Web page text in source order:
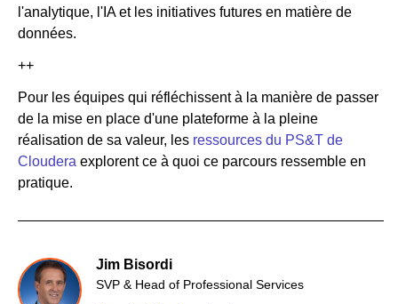
l'analytique, l'IA et les initiatives futures en matière de
données.
++
Pour les équipes qui réfléchissent à la manière de passer
de la mise en place d'une plateforme à la pleine
réalisation de sa valeur, les ressources du PS&T de
Cloudera explorent ce à quoi ce parcours ressemble en
pratique.
Jim Bisordi
SVP & Head of Professional Services